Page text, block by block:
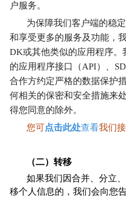
户服务。
为保障我们客户端的稳
和享受更多的服务及功能，
DK或其他类似的应用程序。
的应用程序接口（API）、
合作方约定严格的数据保护
何相关的保密和安全措施来
得您同意的除外。
您可点击此处查看我们
（二）转移
如果我们因合并、分立
移个人信息的，我们会向您